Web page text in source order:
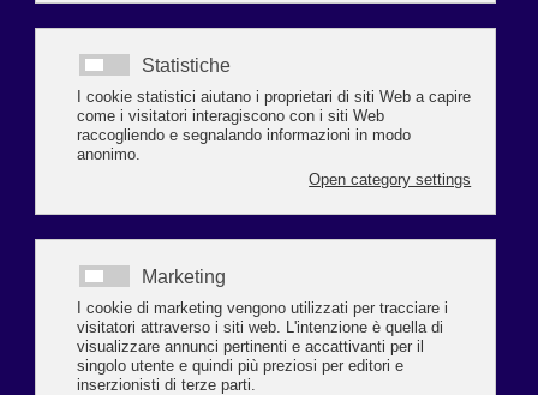
È stato pubblicato ed è immediatamente entrato in vigore il decreto-legge